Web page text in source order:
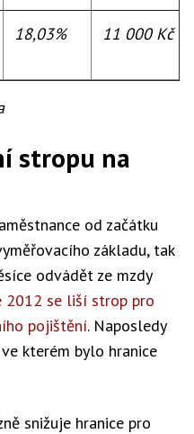
18,03% 11 000 Kč
stropu na
od začátku
základu, tak
odvádět ze mzdy
2012 se liší strop pro
pojištění. Naposledy
kterém bylo hranice
snižuje hranice pro